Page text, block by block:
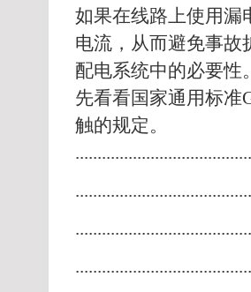
如果在线路上使用漏
电流，从而避免事故
配电系统中的必要性
先看看国家通用标准
触的规定。